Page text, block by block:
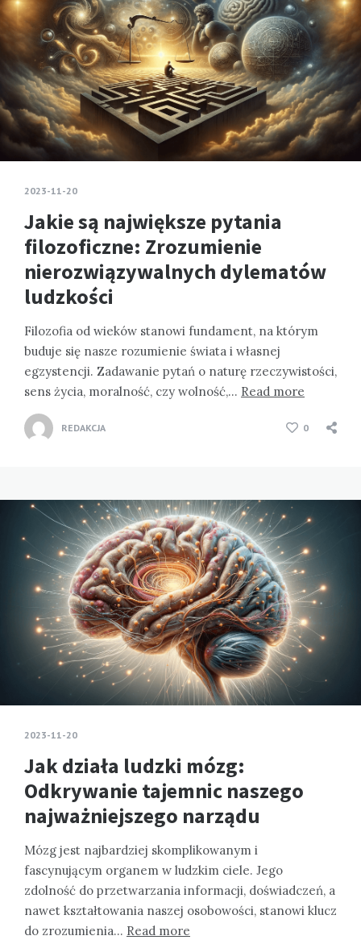
2023-11-20
Jakie są największe pytania
filozoficzne: Zrozumienie
nierozwiązywalnych dylematów
ludzkości
Filozofia od wieków stanowi fundament, na którym
buduje się nasze rozumienie świata i własnej
egzystencji. Zadawanie pytań o naturę rzeczywistości,
sens życia, moralność, czy wolność,… Read more
REDAKCJA 0
2023-11-20
Jak działa ludzki mózg:
Odkrywanie tajemnic naszego
najważniejszego narządu
Mózg jest najbardziej skomplikowanym i
fascynującym organem w ludzkim ciele. Jego
zdolność do przetwarzania informacji, doświadczeń, a
nawet kształtowania naszej osobowości, stanowi klucz
do zrozumienia… Read more